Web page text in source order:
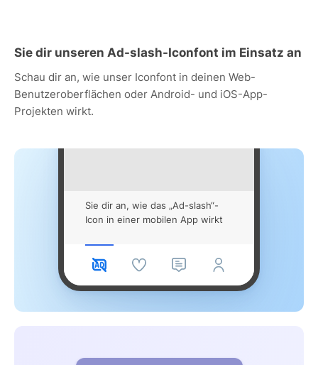
Sie dir unseren Ad-slash-Iconfont im Einsatz an
Schau dir an, wie unser Iconfont in deinen Web-
Benutzeroberflächen oder Android- und iOS-App-
Projekten wirkt.
Sie dir an, wie das „Ad-slash“-
Icon in einer mobilen App wirkt